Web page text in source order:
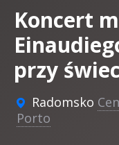
Koncert
przy
Radomsko
Porto